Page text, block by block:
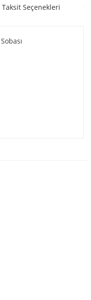
Taksit Seçenekleri